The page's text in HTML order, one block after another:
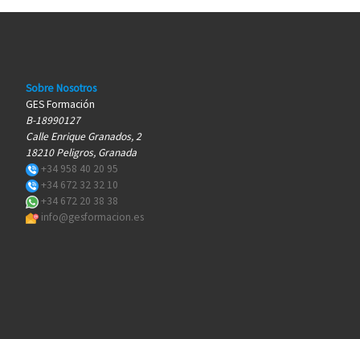
Sobre Nosotros
GES Formación
B-18990127
Calle Enrique Granados, 2
18210 Peligros, Granada
+34 958 40 20 95
+34 672 32 32 10
+34 672 20 38 38
info@gesformacion.es